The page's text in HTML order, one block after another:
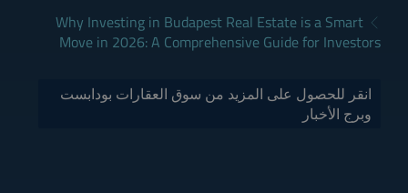
Why Investing in Budapest Real Estate is a Smart
Move in 2026: A Comprehensive Guide for Investors
انقر للحصول على المزيد من سوق العقارات بودابست
وبرج الأخبار